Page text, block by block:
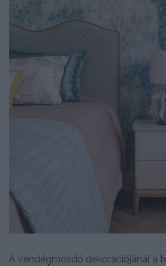
A vendégmosdó dekorációjánál a